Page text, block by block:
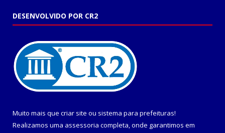
DESENVOLVIDO POR CR2
Muito mais que criar site ou sistema para prefeituras!
Realizamos uma assessoria completa, onde garantimos em